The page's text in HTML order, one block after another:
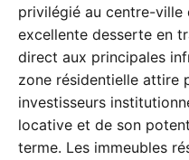
privilégié au centre-ville
excellente desserte en
direct aux principales
zone résidentielle attire
investisseurs
locative et de son
terme. Les immeubles